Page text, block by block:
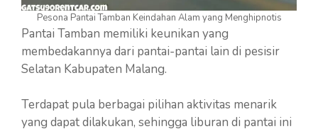
Pesona Pantai Tamban Keindahan Alam yang Menghipnotis
Pantai Tamban memiliki keunikan yang
membedakannya dari pantai-pantai lain di pesisir
Selatan Kabupaten Malang.
Terdapat pula berbagai pilihan aktivitas menarik
yang dapat dilakukan, sehingga liburan di pantai ini